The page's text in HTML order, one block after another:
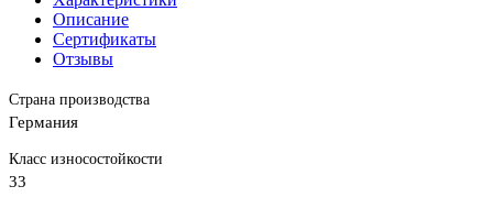
Описание
Сертификаты
Отзывы
Страна производства
Германия
Класс износостойкости
33